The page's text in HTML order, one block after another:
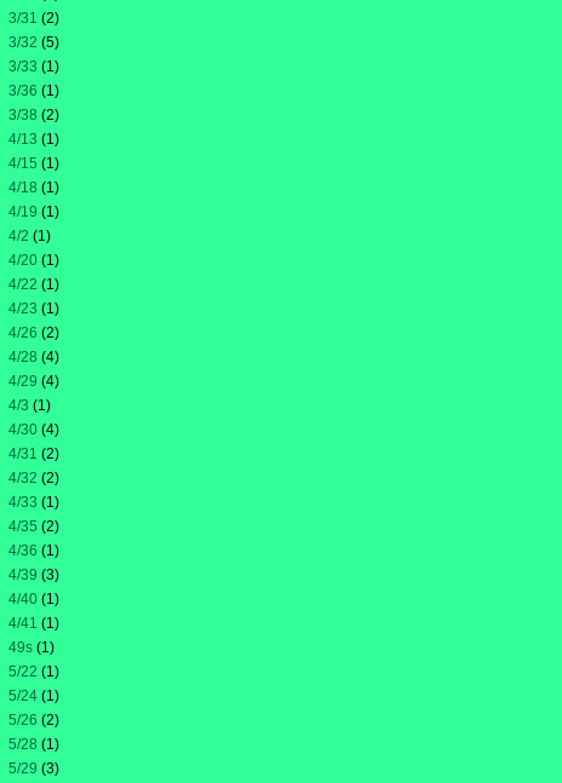
3/31 (2)
3/32 (5)
3/33 (1)
3/36 (1)
3/38 (2)
4/13 (1)
4/15 (1)
4/18 (1)
4/19 (1)
4/2 (1)
4/20 (1)
4/22 (1)
4/23 (1)
4/26 (2)
4/28 (4)
4/29 (4)
4/3 (1)
4/30 (4)
4/31 (2)
4/32 (2)
4/33 (1)
4/35 (2)
4/36 (1)
4/39 (3)
4/40 (1)
4/41 (1)
49s (1)
5/22 (1)
5/24 (1)
5/26 (2)
5/28 (1)
5/29 (3)